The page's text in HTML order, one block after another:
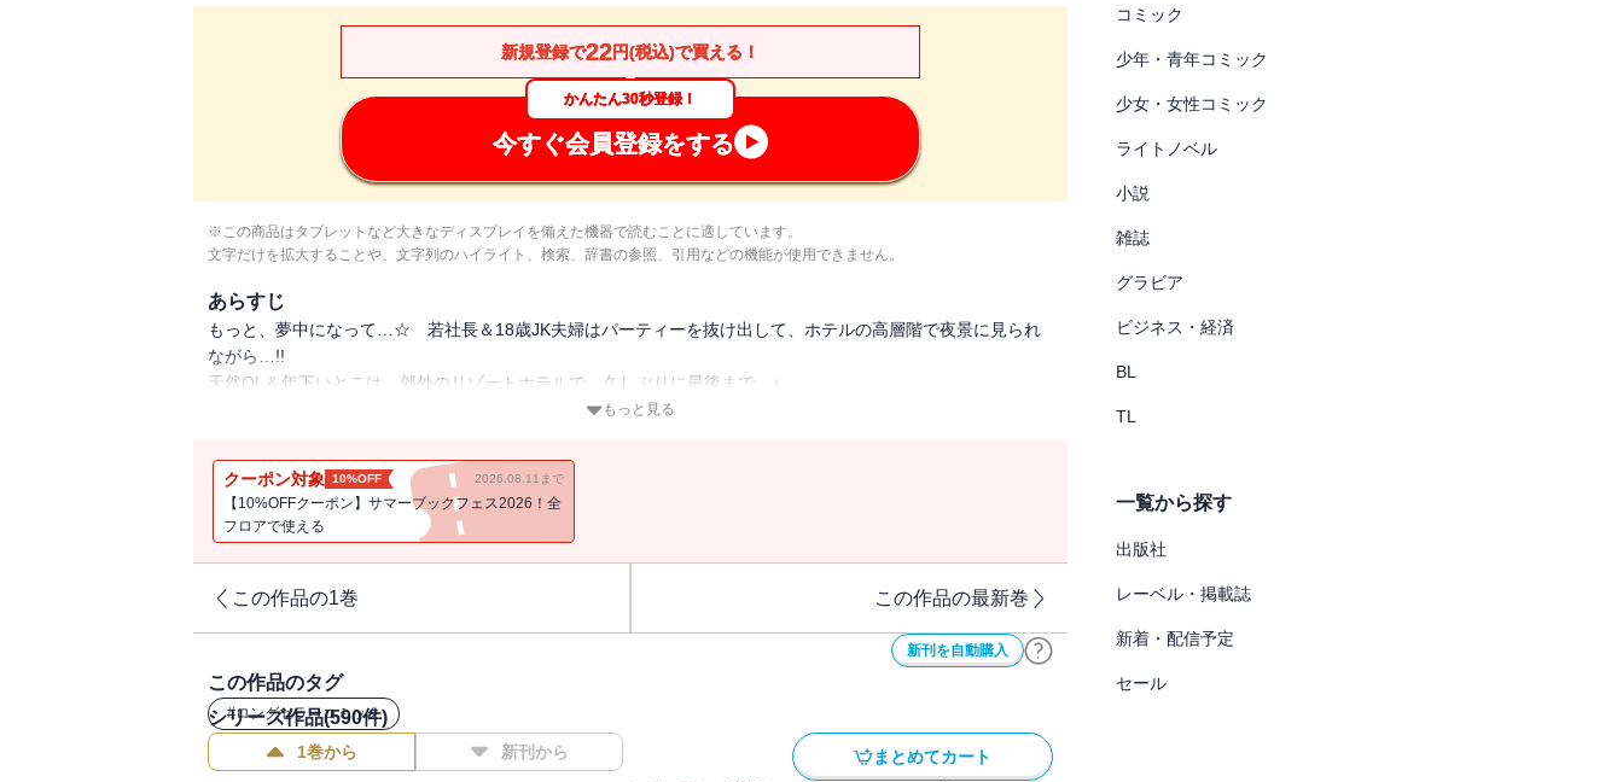
新規登録で22円(税込)で買える！
かんたん30秒登録！
今すぐ会員登録をする
※この商品はタブレットなど大きなディスプレイを備えた機器で読むことに適しています。
文字だけを拡大することや、文字列のハイライト、検索、辞書の参照、引用などの機能が使用できません。
あらすじ
もっと、夢中になって…☆ 若社長＆18歳JK夫婦はパーティーを抜け出して、ホテルの高層階で夜景に見られ
ながら…!!
天然OL＆年下いとこは、郊外のリゾートホテルで、久しぶりに最後まで…♪
アラサー女医妻は想定外の妊娠兆候！ そのとき年下モデル夫は…!?
限界スイートラブ4本立て♪
原作・宮城杏奈/作画・響あい「旦那様はすべてを与える」
彼の指に、唇に、溶かされちゃう…!! 若社長＆18歳JKの1億円契約結婚ラブ、夫婦でパーティーを抜け出し
て、夜景の綺麗な部屋で乱されて…♪
今夜はずっと、繋がってたい。天然OL＆年下いとこの密あまラブ、事故の後遺症から回復しつつある彼と、郊
外ホテルで久しぶりにひとつになって…☆
志希ふうこ「これ以上は契約外です！」
なんの隔たりもなく、あなたを感じたい…!! アラサー女医は、仕事も年下モデル夫との結婚生活も絶好調！
もっと見る
クーポン対象 10%OFF 2026.08.11まで
【10%OFFクーポン】サマーブックフェス2026！全
フロアで使える
この作品の1巻 この作品の最新巻
新刊を自動購入
この作品のタグ
#ロングセラーコミック
シリーズ作品(590件)
1巻から 新刊から まとめてカート
コミック
少年・青年コミック
少女・女性コミック
ライトノベル
小説
雑誌
グラビア
ビジネス・経済
BL
TL
一覧から探す
出版社
レーベル・掲載誌
新着・配信予定
セール